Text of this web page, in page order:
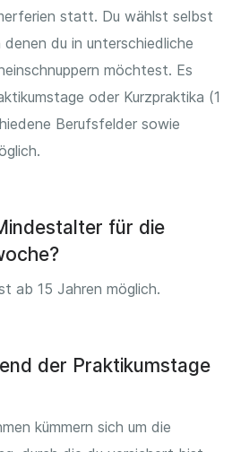
statt. Du wählst selbst
denen du in unterschiedliche
möchtest. Es
oder Kurzpraktika (1
Berufsfelder sowie
für die
ab 15 Jahren möglich.
der Praktikumstage
kümmern sich um die